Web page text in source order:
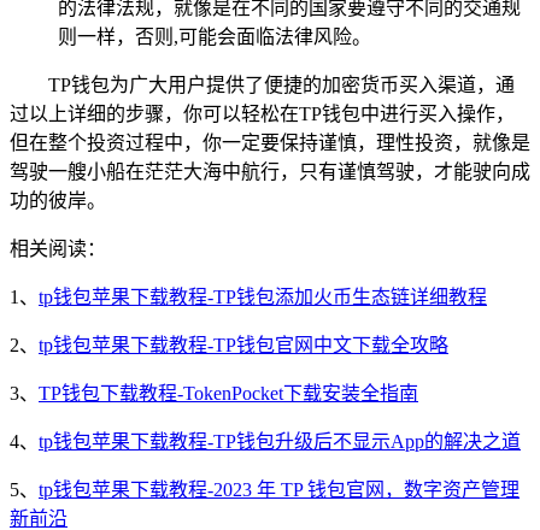
的法律法规，就像是在不同的国家要遵守不同的交通规
则一样，否则,可能会面临法律风险。
TP钱包为广大用户提供了便捷的加密货币买入渠道，通
过以上详细的步骤，你可以轻松在TP钱包中进行买入操作，
但在整个投资过程中，你一定要保持谨慎，理性投资，就像是
驾驶一艘小船在茫茫大海中航行，只有谨慎驾驶，才能驶向成
功的彼岸。
相关阅读：
1、 tp钱包苹果下载教程-TP钱包添加火币生态链详细教程
2、 tp钱包苹果下载教程-TP钱包官网中文下载全攻略
3、 TP钱包下载教程-TokenPocket下载安装全指南
4、 tp钱包苹果下载教程-TP钱包升级后不显示App的解决之道
5、 tp钱包苹果下载教程-2023 年 TP 钱包官网，数字资产管理
新前沿